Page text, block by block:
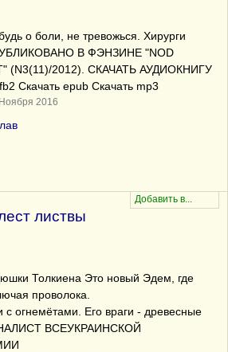
о боли, не тревожься. Хирурги
В ФЭНЗИНЕ "NOD
(N3(11)/2012). СКАЧАТЬ АУДИОКНИГУ
Скачать epub Скачать mp3
2016
листвы
Толкиена Это новый Эдем, где
проволока.
с огнемётами. Его враги - древесные
ВСЕУКРАИНСКОЙ